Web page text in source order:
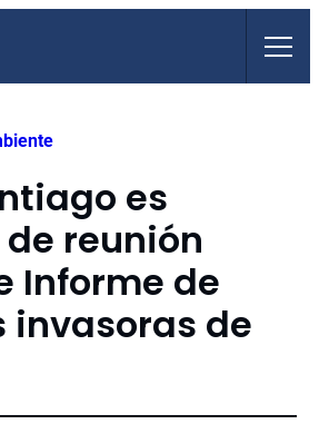
es
reunión
Informe de
invasoras de